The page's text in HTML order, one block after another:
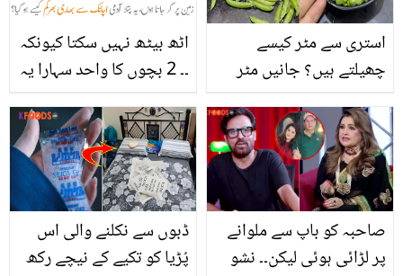
اٹھ بیٹھ نہیں سکتا کیونکہ
۔۔ 2 بچوں کا واحد سہارا یہ
جو اس کا وزن 250 سو کلو
ہو گیا، کہیں آپ بھی اسی
بیماری کا شکار تو نہیں ہو
رہے؟
استری سے مٹر کیسے
چھیلتے ہیں؟ جانیں مٹر
جس کے بعد سخت مٹر
چھلیں آسانی سے
ڈبوں سے نکلنے والی اس
پُڑیا کو تکیے کے نیچے رکھ
صاحبہ کو باپ سے ملوانے
پر لڑائی ہوئی لیکن۔۔ نشو